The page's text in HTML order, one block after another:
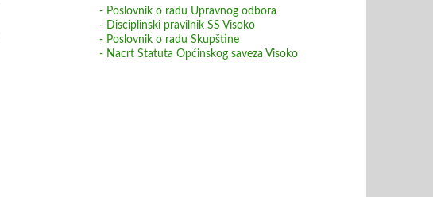
- Poslovnik o radu Upravnog odbora
- Disciplinski pravilnik SS Visoko
- Poslovnik o radu Skupštine
- Nacrt Statuta Općinskog saveza Visoko